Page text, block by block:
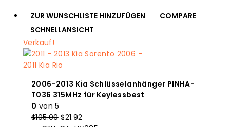
ZUR WUNSCHLISTE HINZUFÜGEN
COMPARE
SCHNELLANSICHT
Verkauf!
2006-2013 Kia Schlüsselanhänger PINHA-
T036 315MHz für Keylessbest
0 von 5
$105.00 Der
$21.92